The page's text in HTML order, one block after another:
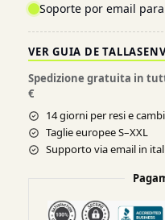
Soporte por email
VER GUIA DE TALLAS
Spedizione gratuita in
€
14 giorni per resi e cambi
Taglie europee S–XXL
Supporto via email in